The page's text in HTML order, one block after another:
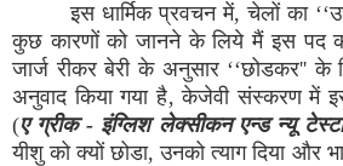
इस धार्मिक प्रवचन में, चेलों का
कुछ कारणों को जानने के लिये मैं इस पद
जार्ज रीकर बेरी के अनुसार ‘‘छोडकर'' के
अनुवाद किया गया है‚ केजेवी संस्करण में
(ए ग्रीक - इंग्लिश लेक्सीकन एन्ड न्यू
यीशु को क्यों छोडा, उनको त्याग दिया और